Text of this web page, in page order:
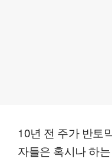
10년 전 주가 반토
자들은 혹시나 하